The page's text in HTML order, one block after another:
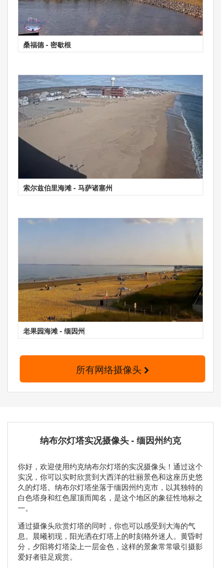
桑福德 - 密歇根
索尔兹伯里海滩 - 马萨诸塞州
老果园海滩 - 缅因州
所有网络摄像头
纳布尔灯塔实况摄像头 - 缅因州约克
你好，欢迎使用约克纳布尔灯塔的实况摄像头！通过这个
实况，你可以实时欣赏到大西洋的壮丽景色和这座历史悠
久的灯塔。纳布尔灯塔坐落于缅因州约克市，以其独特的
白色塔身和红色屋顶而闻名，是这个地区的象征性地标之
一。
通过摄像头欣赏灯塔的同时，你也可以感受到大海的气
息。晨曦初现，阳光洒在灯塔上的时刻格外迷人。黄昏时
分，夕阳将灯塔染上一层金色，这样的景象常常吸引摄影
爱好者驻足观赏。